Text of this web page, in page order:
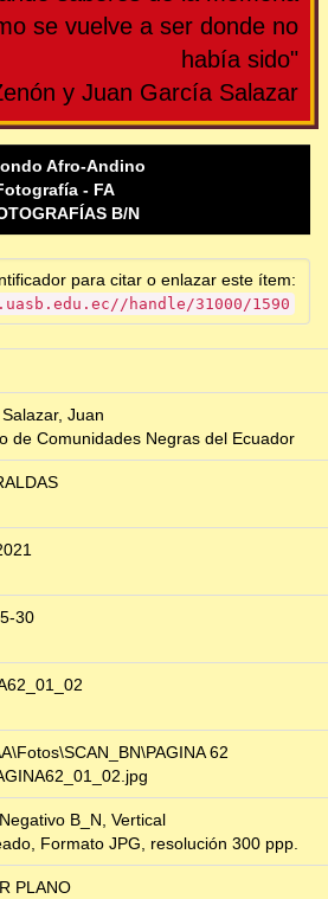
se vuelve a ser donde no
había sido"
y Juan García Salazar
Afro-Andino
- FA
B/N
para citar o enlazar este ítem:
handle/31000/1590
Juan
de Comunidades Negras del Ecuador
30
62
B_N, Vertical
Formato JPG, resolución 300 ppp.
PLANO